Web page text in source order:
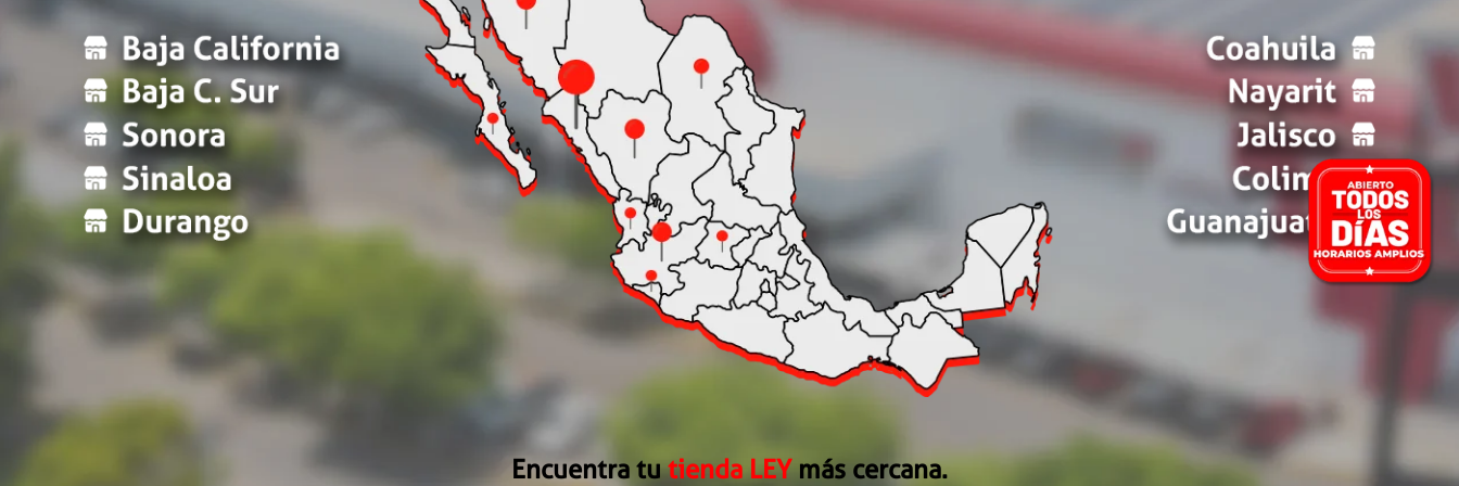
Encuentra tutienda LEYmás cercana.